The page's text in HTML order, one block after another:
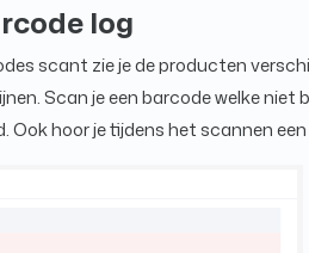
log
scant zie je de producten
Scan je een barcode welke niet
Ook hoor je tijdens het scannen